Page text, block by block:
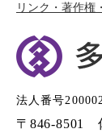
リンク・著作権
法人番号
〒846-8501